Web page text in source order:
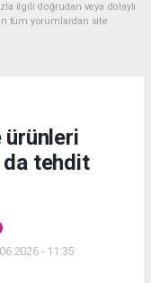
ilgili doğrudan veya dolaylı
tüm yorumlardan site
ürünleri
da tehdit
- 11:35